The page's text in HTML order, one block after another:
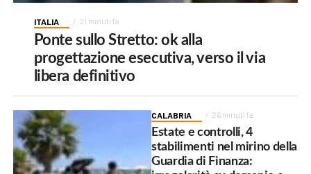
ITALIA 21 minuti fa
Ponte sullo Stretto: ok alla
progettazione esecutiva, verso il via
libera definitivo
CALABRIA 26 minuti fa
Estate e controlli, 4
stabilimenti nel mirino della
Guardia di Finanza: